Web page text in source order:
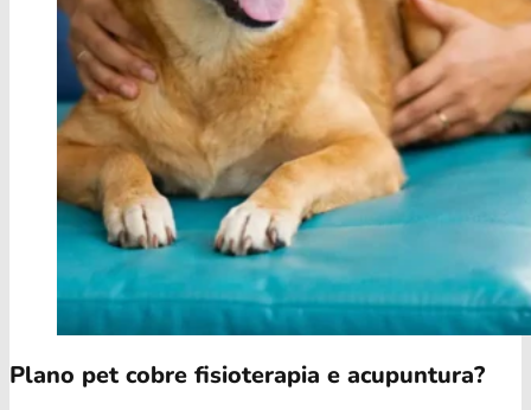
Plano pet cobre fisioterapia e acupuntura?